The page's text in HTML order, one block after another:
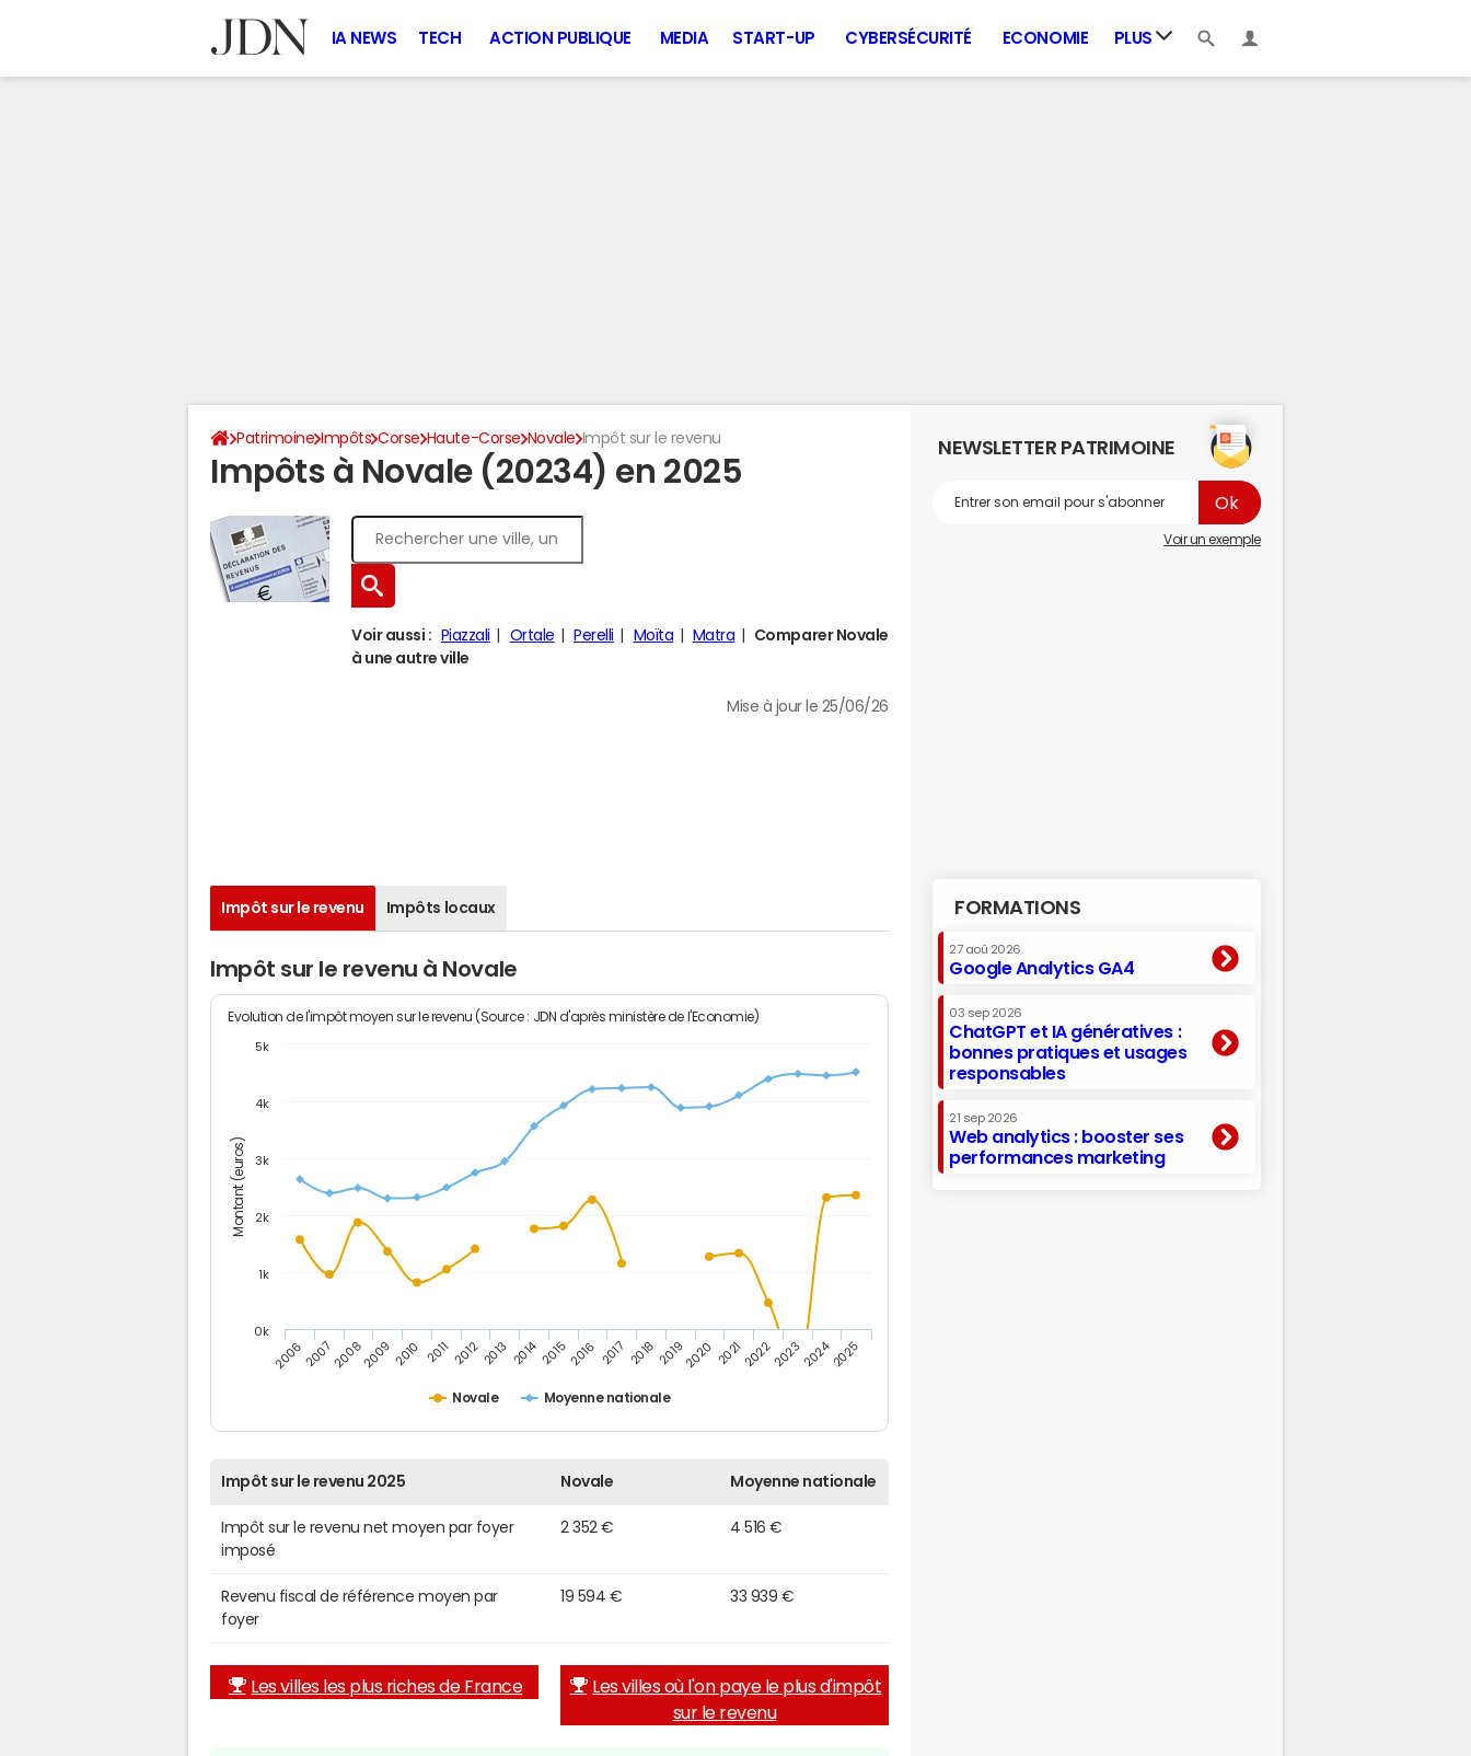
IA NEWS TECH ACTION PUBLIQUE MEDIA START-UP CYBERSÉCURITÉ ECONOMIE PLUS
Patrimoine Impôts Corse Haute-Corse Novale Impôt sur le revenu
Impôts à Novale (20234) en 2025
Voir aussi : Piazzali Ortale Perelli Moïta Matra
Comparer Novale
à une autre ville
Mise à jour le 25/06/26
Impôt sur le revenu Impôts locaux
Impôt sur le revenu à Novale
Montant (euros)
Evolution de l'impôt moyen sur le revenu (Source : JDN d'après ministère de l'Economie)
Novale Moyenne nationale
20062007200820092010 2011 20122013 201420152016 2017 201820192020 20212022202320242025
0k
1k
2k
3k
4k
5k
Impôt sur le revenu 2025 Novale Moyenne nationale
Impôt sur le revenu net moyen par foyer
imposé
2 352 € 4 516 €
Revenu fiscal de référence moyen par
foyer
19 594 € 33 939 €
Les villes les plus riches de France
Les villes où l'on paye le plus d'impôt
sur le revenu
NEWSLETTER PATRIMOINE
Voir un exemple
FORMATIONS
27 aoû 2026
Google Analytics GA4
03 sep 2026
ChatGPT et IA génératives :
bonnes pratiques et usages
responsables
21 sep 2026
Web analytics : booster ses
performances marketing